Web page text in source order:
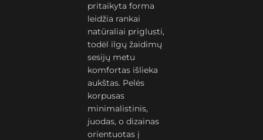
pritaikyta forma
leidžia rankai
natūraliai priglusti,
todėl ilgų žaidimų
sesijų metu
komfortas išlieka
aukštas. Pelės
korpusas
minimalistinis,
juodas, o dizainas
orientuotas į